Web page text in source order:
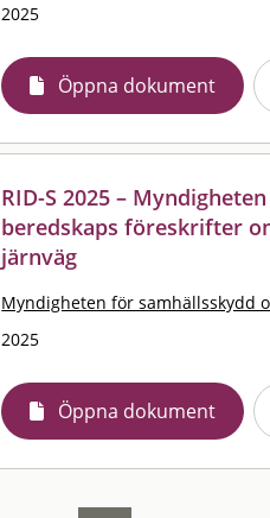
2025
Öppna dokument
RID-S 2025 –
beredskaps föreskrifter
järnväg
Myndigheten för samhällsskydd
2025
Öppna dokument